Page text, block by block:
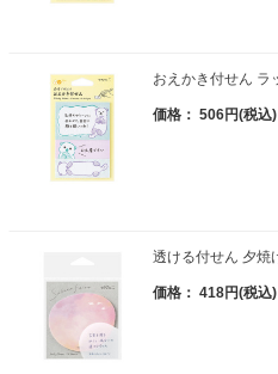
おえかき付せん
価格： 506円(税込)
透ける付せん 夕焼
価格： 418円(税込)